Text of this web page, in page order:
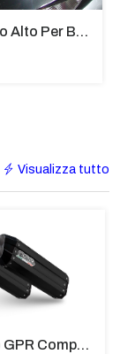
Cupolino Alto Per Bmw R 1200 St 2004 - 2007 TRASPARENTE - Sc950-T
Visualizza tutto
Scarico GPR Compatibile Con Bmw K 1600 Gt 2017-2021 - Hyper Sonic Black Titanium